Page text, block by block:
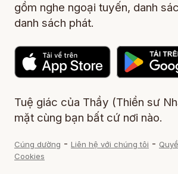
gồm nghe ngoại tuyến, danh
danh sách phát.
Tuệ giác của Thầy (Thiền sư
mặt cùng bạn bất cứ nơi nào.
Cúng dường - Liên hệ với chúng tôi -
Cookies